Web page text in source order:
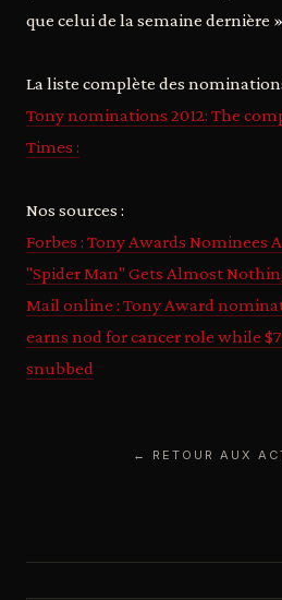
que celui de la semaine dernière
La liste complète des
Tony nominations 2012: The
Times :
Nos sources :
Forbes : Tony Awards Nominees
"Spider Man" Gets Almost
Mail online : Tony Award
earns nod for cancer role while
snubbed
← RETOUR AUX